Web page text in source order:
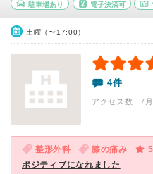
駐車場あり 電子決済可
土曜（〜17:00）
4件
アクセス数 7
整形外科 膝の痛み
ポジティブになれました